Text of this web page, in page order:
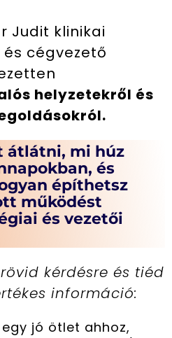
Judit klinikai
cégvezető
helyzetekről és
átlátni, mi húz
és
építhetsz
működést
és vezetői
kérdésre és tiéd
információ:
jó ötlet ahhoz,